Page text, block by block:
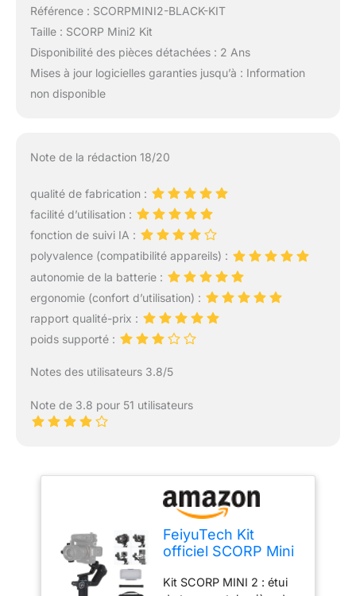
Référence : SCORPMINI2-BLACK-KIT
Taille : SCORP Mini2 Kit
Disponibilité des pièces détachées : 2 Ans
Mises à jour logicielles garanties jusqu’à : Information
non disponible
Note de la rédaction 18/20
qualité de fabrication :
facilité d’utilisation :
fonction de suivi IA :
polyvalence (compatibilité appareils) :
autonomie de la batterie :
ergonomie (confort d’utilisation) :
rapport qualité-prix :
poids supporté :
Notes des utilisateurs 3.8/5
Note de 3.8 pour 51 utilisateurs
FeiyuTech Kit
officiel SCORP Mini
cardan avec 3 axes,
Kit SCORP MINI 2 : étui